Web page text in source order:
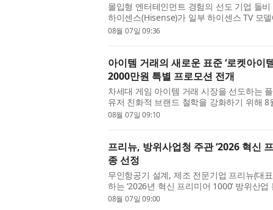
몰입형 엔터테인먼트 경험의 선도 기업 돌
하이센스(Hisense)가 일부 하이센스 TV 모
펌웨어 업데이트를 통해 더 많...
08월 07일 09:36
아이템 거래의 새로운 표준 ‘로켓아
2000만원 특별 프로모션 전개
차세대 게임 아이템 거래 시장을 선도하는
유저 친화적 브랜드 철학을 강화하기 위해 8
특별 프로모션’을 실시한다고...
08월 07일 09:10
프리뉴, 방위사업청 주관 ‘2026 혁신
종 선정
무인항공기 설계, 제조 전문기업 프리뉴(대
하는 ‘2026년 혁신 프리미어 1000’ 방위산
프리미어 1000’은 기술 혁신성...
08월 07일 09:00